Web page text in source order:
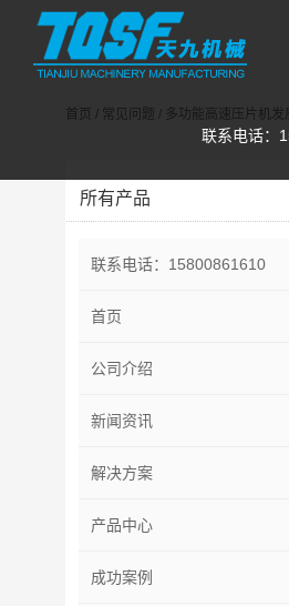
联系电话：
首页 / 常见问题 / 多功能高速压片机发
所有产品
联系电话：15800861610
首页
公司介绍
新闻资讯
解决方案
产品中心
成功案例